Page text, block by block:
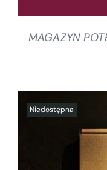
MAGAZYN